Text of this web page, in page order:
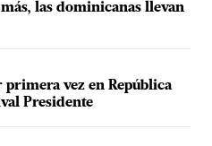
las dominicanas llevan
vez en República
Presidente